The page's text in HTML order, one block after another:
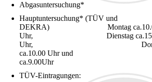
Abgasuntersuchung*
Hauptuntersuchung* (TÜV und
DEKRA) Montag ca.10.00
Uhr, Dienstag
Uhr,
ca.10.00 Uhr und
ca.9.00Uhr
TÜV-Eintragungen: